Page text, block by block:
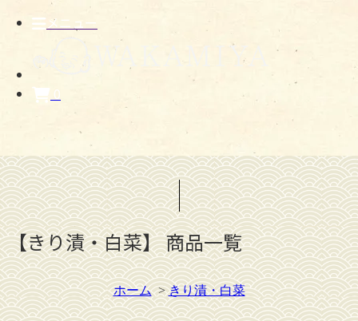
メニュー
0
【きり漬・白菜】 商品一覧
ホーム >きり漬・白菜